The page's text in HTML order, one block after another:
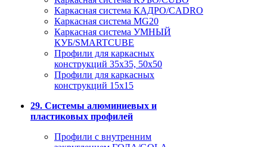
Каркасная система КАДРО/CADRO
Каркасная система MG20
Каркасная система УМНЫЙ
КУБ/SMARTCUBE
Профили для каркасных
конструкций 35x35, 50x50
Профили для каркасных
конструкций 15х15
29. Системы алюминиевых и
пластиковых профилей
Профили с внутренним